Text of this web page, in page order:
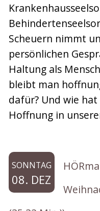
Scheuern nimmt
persönlichen
Haltung als
bleibt man
dafür? Und wie
Hoffnung in
SONNTAG
08. DEZ